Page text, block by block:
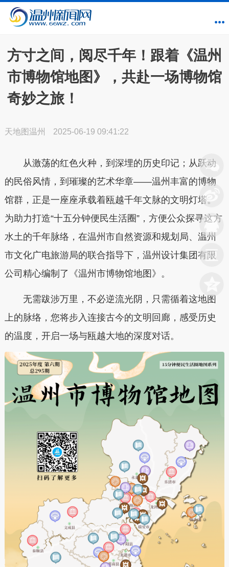
方寸之间，阅尽千年！跟着《温州
市博物馆地图》，共赴一场博物馆
奇妙之旅！
天地图温州 2025-06-19 09:41:22
从激荡的红色火种，到深埋的历史印记；从跃动
的民俗风情，到璀璨的艺术华章——温州丰富的博物
馆群，正是一座座承载着瓯越千年文脉的文明灯塔。
为助力打造“十五分钟便民生活圈”，方便公众探寻这方
水土的千年脉络，在温州市自然资源和规划局、 温州
市文化广电旅游局的联合指导下，温州设计集团有限
公司精心编制了 《温州市博物馆地图》 。
无需跋涉万里，不必逆流光阴，只需循着这地图
上的脉络，您将步入连接古今的文明回廊，感受历史
的温度，开启一场与瓯越大地的深度对话。